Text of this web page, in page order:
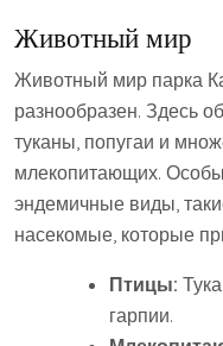
Животный мир
Животный мир парка
разнообразен. Здесь
туканы, попугаи и
млекопитающих.
эндемичные виды,
насекомые, которые
Птицы:
гарпии.